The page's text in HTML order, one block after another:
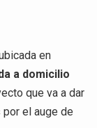
en
a domicilio
que va a dar
el auge de